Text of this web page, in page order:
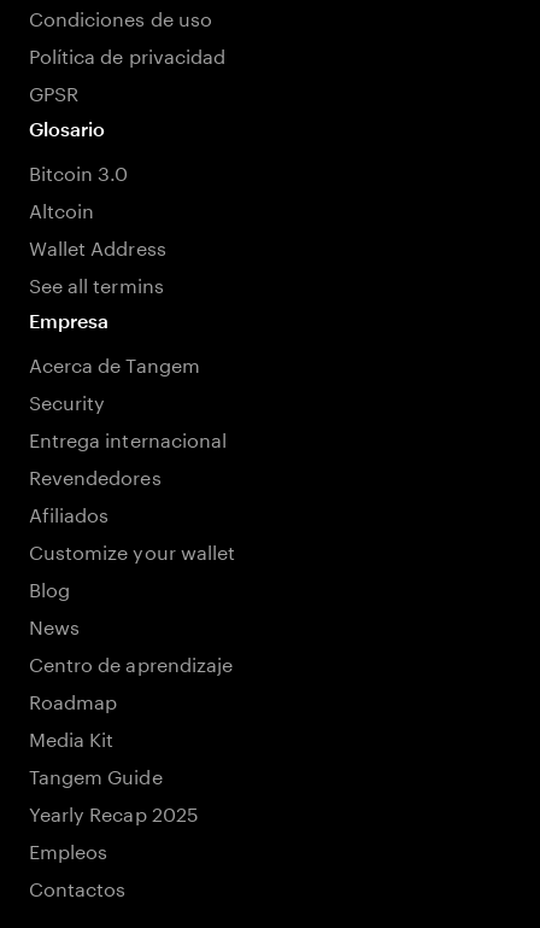
Condiciones de uso
Política de privacidad
GPSR
Glosario
Bitcoin 3.0
Altcoin
Wallet Address
See all termins
Empresa
Acerca de Tangem
Security
Entrega internacional
Revendedores
Afiliados
Customize your wallet
Blog
News
Centro de aprendizaje
Roadmap
Media Kit
Tangem Guide
Yearly Recap 2025
Empleos
Contactos